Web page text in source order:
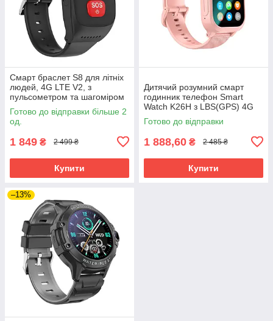
Смарт браслет S8 для літніх
людей, 4G LTE V2, з
пульсометром та шагоміром
Готово до відправки більше 2
од.
1 849 ₴ 2 499 ₴
Купити
Дитячий розумний смарт
годинник телефон Smart
Watch K26H з LBS(GPS) 4G
LTE
Готово до відправки
1 888,60 ₴ 2 485 ₴
Купити
–13%